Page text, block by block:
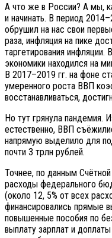
А что же в России? А мы,
и начинать. В период
обрушил на нас свои
раза, инфляция на пике
таргетирования
экономики находился на
В 2017–2019 гг. на фоне
умеренного роста ВВП
восстанавливаться,
Но тут грянула пандемия.
естественно, ВВП
напрямую выделило для
почти 3 трлн рублей.
Точнее, по данным
расходы федерального
(около 12, 5% от всех
финансировались прямые
повышенные пособия по
выплату зарплат и